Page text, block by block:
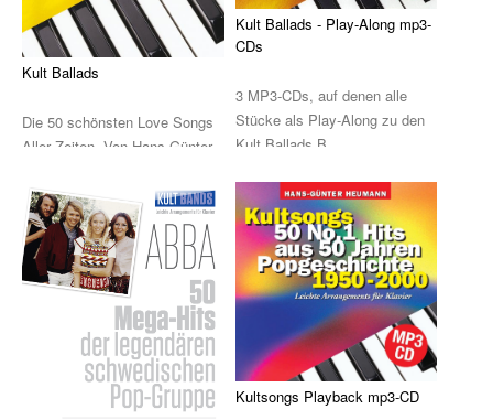
Schlagzeug & Percussion
Drums Easy - Tom Hapke
diverse Instrumente
Streichinstrumente (Sevcik u.a.)
Die Sevcik-Methode
Violine
Viola / Bratsche
Cello
Kontrabass
Kult Ballads
Die 50 schönsten Love Songs
Aller Zeiten. Von Hans-Günter
Kult Ballads - Play-Along mp3-
CDs
3 MP3-CDs, auf denen alle
Stücke als Play-Along zu den
Kult Ballads B ...
Kultsongs Playback mp3-CD